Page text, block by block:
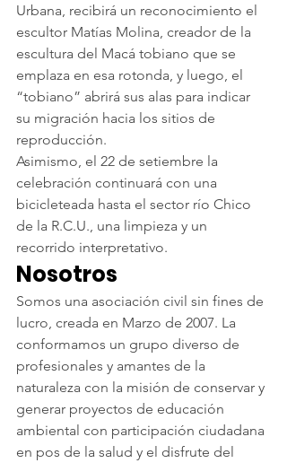
Urbana, recibirá un reconocimiento el
escultor Matías Molina, creador de la
escultura del Macá tobiano que se
emplaza en esa rotonda, y luego, el
“tobiano” abrirá sus alas para indicar
su migración hacia los sitios de
reproducción.
Asimismo, el 22 de setiembre la
celebración continuará con una
bicicleteada hasta el sector río Chico
de la R.C.U., una limpieza y un
recorrido interpretativo.
Nosotros
Somos una asociación civil sin fines de
lucro, creada en Marzo de 2007. La
conformamos un grupo diverso de
profesionales y amantes de la
naturaleza con la misión de conservar y
generar proyectos de educación
ambiental con participación ciudadana
en pos de la salud y el disfrute del